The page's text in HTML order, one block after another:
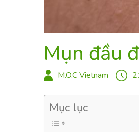
Mụn đầu
M.O.C Vietnam
Mục lục